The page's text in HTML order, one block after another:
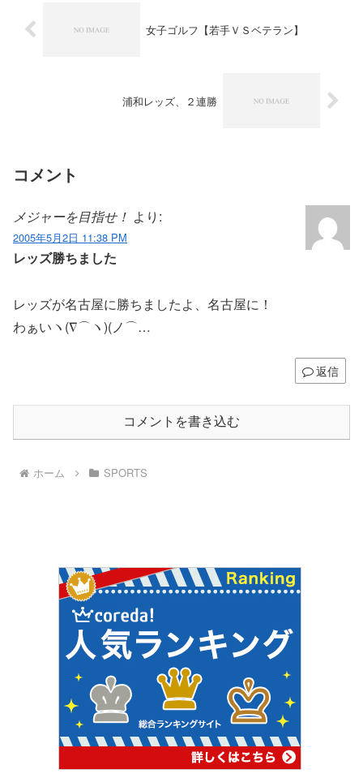
女子ゴルフ【若手ＶＳベテラン】
浦和レッズ、２連勝
コメント
メジャーを目指せ！ より:
2005年5月2日 11:38 PM
レッズ勝ちました
レッズが名古屋に勝ちましたよ、名古屋に！
わぁいヽ(∇⌒ヽ)(ノ⌒…
返信
コメントを書き込む
ホーム SPORTS